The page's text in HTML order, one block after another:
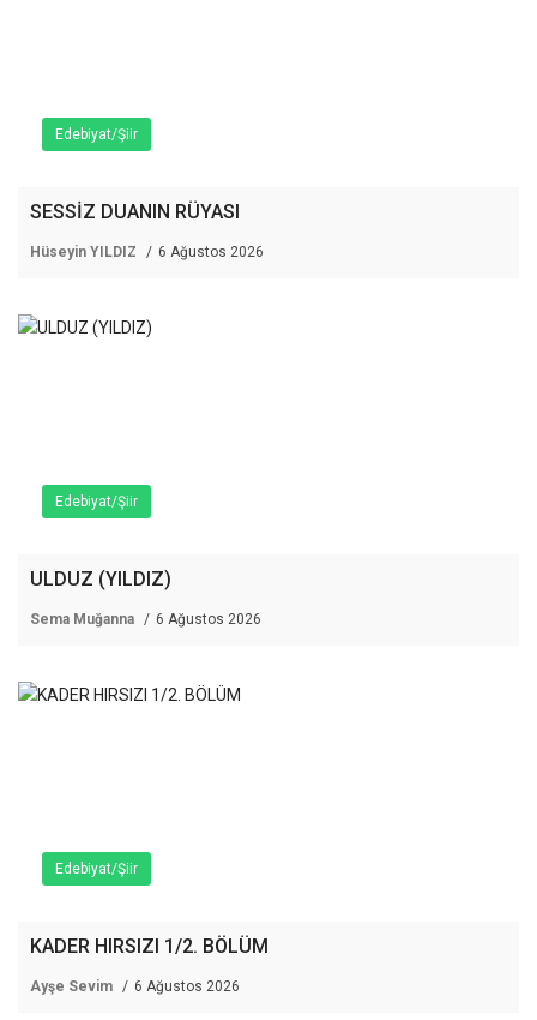
Edebiyat/Şiir
SESSİZ DUANIN RÜYASI
Hüseyin YILDIZ 6 Ağustos 2026
Edebiyat/Şiir
ULDUZ (YILDIZ)
Sema Muğanna 6 Ağustos 2026
Edebiyat/Şiir
KADER HIRSIZI 1/2. BÖLÜM
Ayşe Sevim 6 Ağustos 2026